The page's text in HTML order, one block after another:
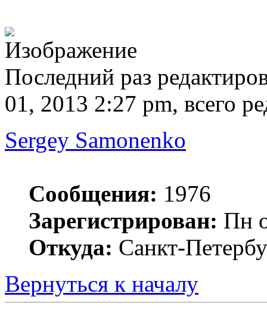
Последний раз
01, 2013 2:27 pm, всего
Sergey Samonenko
Сообщения: 1976
Зарегистрирован: Пн
Откуда: Санкт-
Вернуться к началу